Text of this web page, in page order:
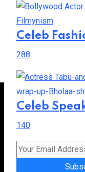
Celeb
288
Celeb
140